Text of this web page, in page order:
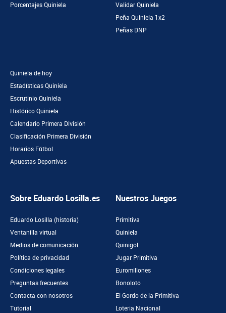
Porcentajes Quiniela
Validar Quiniela
Peña Quiniela 1x2
Peñas DNP
Quiniela de hoy
Estadísticas Quiniela
Escrutinio Quiniela
Histórico Quiniela
Calendario Primera División
Clasificación Primera División
Horarios Fútbol
Apuestas Deportivas
Sobre Eduardo Losilla.es
Eduardo Losilla (historia)
Ventanilla virtual
Medios de comunicación
Política de privacidad
Condiciones legales
Preguntas frecuentes
Contacta con nosotros
Tutorial
Nuestros Juegos
Primitiva
Quiniela
Quinigol
Jugar Primitiva
Euromillones
Bonoloto
El Gordo de la Primitiva
Loteria Nacional